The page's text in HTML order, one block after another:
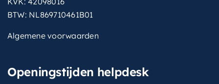
BTW: NL869710461B01
Algemene voorwaarden
Openingstijden helpdesk